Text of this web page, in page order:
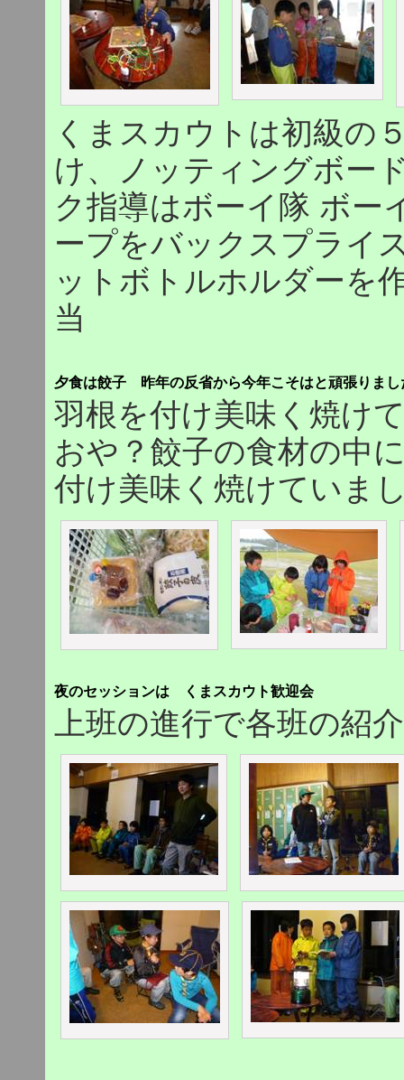
くまスカウトは初級の
け、ノッティングボー
ク指導はボーイ隊 ボー
ープをバックスプライ
ットボトルホルダーを
当
夕食は餃子 昨年の反省から今年こそはと頑張りまし
羽根を付け美味く焼け
おや？餃子の食材の中
付け美味く焼けていま
夜のセッションは くまスカウト歓迎会
上班の進行で各班の紹